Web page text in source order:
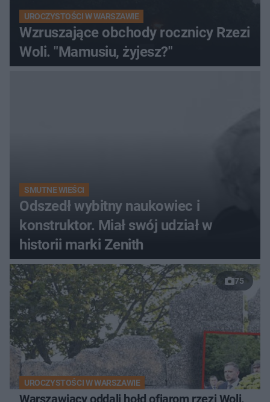
UROCZYSTOŚCI W WARSZAWIE
Wzruszające obchody rocznicy Rzezi
Woli. "Mamusiu, żyjesz?"
SMUTNE WIEŚCI
Odszedł wybitny naukowiec i
konstruktor. Miał swój udział w
historii marki Zenith
75
UROCZYSTOŚCI W WARSZAWIE
Warszawiacy oddali hołd ofiarom rzezi Woli.